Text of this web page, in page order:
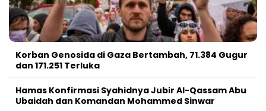
Korban Genosida di Gaza Bertambah, 71.384 Gugur
dan 171.251 Terluka
Hamas Konfirmasi Syahidnya Jubir Al-Qassam Abu
Ubaidah dan Komandan Mohammed Sinwar